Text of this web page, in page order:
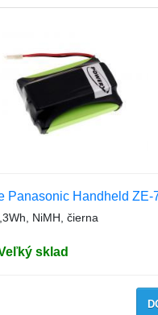
Panasonic Handheld ZE-
NiMH, čierna
sklad